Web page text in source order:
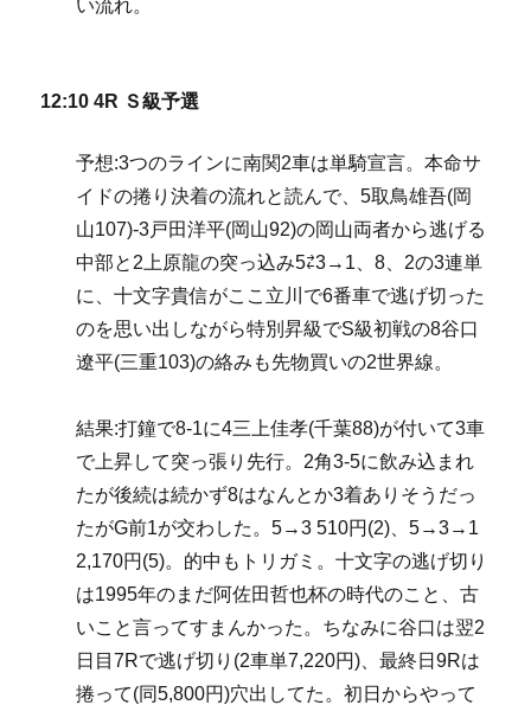
い流れ。
12:10 4R Ｓ級予選
予想:3つのラインに南関2車は単騎宣言。本命サ
イドの捲り決着の流れと読んで、5取鳥雄吾(岡
山107)-3戸田洋平(岡山92)の岡山両者から逃げる
中部と2上原龍の突っ込み5⇄3→1、8、2の3連単
に、十文字貴信がここ立川で6番車で逃げ切った
のを思い出しながら特別昇級でS級初戦の8谷口
遼平(三重103)の絡みも先物買いの2世界線。
結果:打鐘で8-1に4三上佳孝(千葉88)が付いて3車
で上昇して突っ張り先行。2角3-5に飲み込まれ
たが後続は続かず8はなんとか3着ありそうだっ
たがG前1が交わした。5→3 510円(2)、5→3→1
2,170円(5)。的中もトリガミ。十文字の逃げ切り
は1995年のまだ阿佐田哲也杯の時代のこと、古
いこと言ってすまんかった。ちなみに谷口は翌2
日目7Rで逃げ切り(2車単7,220円)、最終日9Rは
捲って(同5,800円)穴出してた。初日からやって